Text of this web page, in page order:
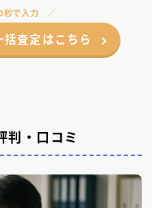
秒で入力
括査定はこちら
判・口コミ